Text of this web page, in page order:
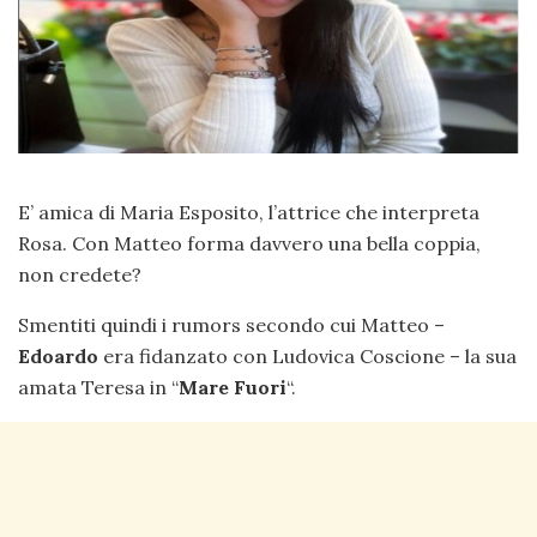
E’ amica di Maria Esposito, l’attrice che interpreta
Rosa. Con Matteo forma davvero una bella coppia,
non credete?
Smentiti quindi i rumors secondo cui Matteo –
Edoardo era fidanzato con Ludovica Coscione – la sua
amata Teresa in “Mare Fuori“.